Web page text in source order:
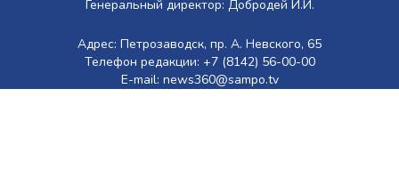
Генеральный директор: Добродей И.И.
Адрес: Петрозаводск, пр. А. Невского, 65
Телефон редакции: +7 (8142) 56-00-00
E-mail: news360@sampo.tv